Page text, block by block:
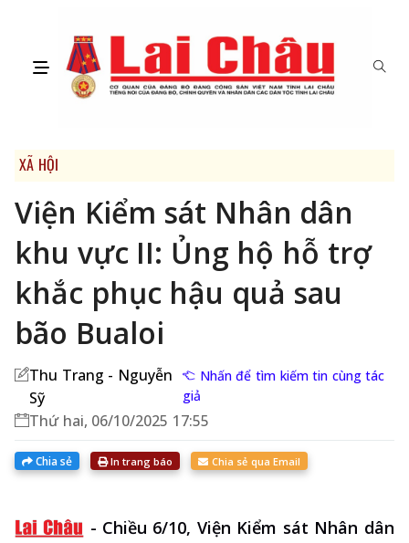
XÃ HỘI
Viện Kiểm sát Nhân dân
khu vực II: Ủng hộ hỗ trợ
khắc phục hậu quả sau
bão Bualoi
Thu Trang - Nguyễn
Sỹ
Nhấn để tìm kiếm tin cùng tác
giả
Thứ hai, 06/10/2025 17:55
Chia sẻ In trang báo Chia sẻ qua Email
- Chiều 6/10, Viện Kiểm sát Nhân dân